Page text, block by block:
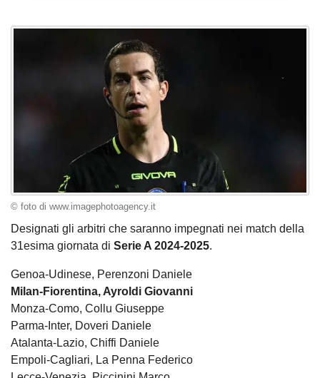
© foto di www.imagephotoagency.it
Designati gli arbitri che saranno impegnati nei match della
31esima giornata di Serie A 2024-2025.
Genoa-Udinese, Perenzoni Daniele
Milan-Fiorentina, Ayroldi Giovanni
Monza-Como, Collu Giuseppe
Parma-Inter, Doveri Daniele
Atalanta-Lazio, Chiffi Daniele
Empoli-Cagliari, La Penna Federico